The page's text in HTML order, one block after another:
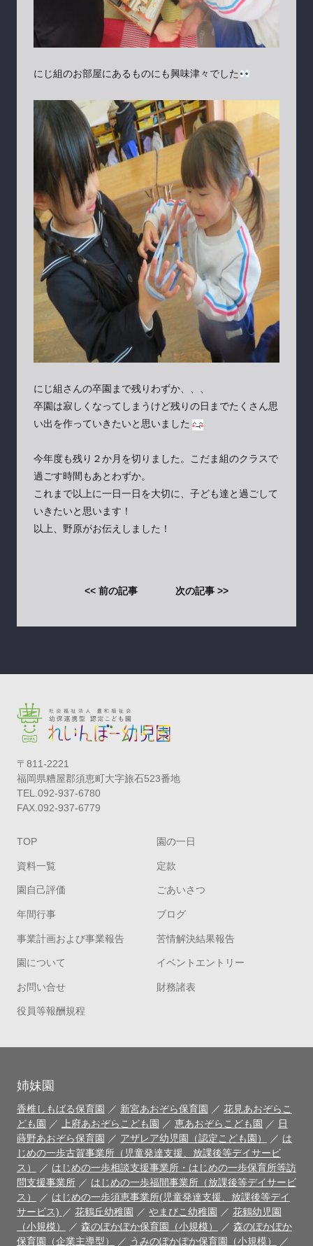
にじ組のお部屋にあるものにも興味津々でした
にじ組さんの卒園まで残りわずか、、、
卒園は寂しくなってしまうけど残りの日までたくさん思
い出を作っていきたいと思いました
今年度も残り２か月を切りました。こだま組のクラスで
過ごす時間もあとわずか。
これまで以上に一日一日を大切に、子ども達と過ごして
いきたいと思います！
以上、野原がお伝えしました！
<< 前の記事 次の記事 >>
〒811-2221
福岡県糟屋郡須恵町大字旅石523番地
TEL.092-937-6780
FAX.092-937-6779
TOP 園の一日
資料一覧 定款
園自己評価 ごあいさつ
年間行事 ブログ
事業計画および事業報告 苦情解決結果報告
園について イベントエントリー
お問い合せ 財務諸表
役員等報酬規程
姉妹園
香椎しもばる保育園 ／ 新宮あおぞら保育園 ／ 花見あおぞらこ
ども園 ／ 上府あおぞらこども園 ／ 恵あおぞらこども園 ／ 日
蒔野あおぞら保育園 ／ アザレア幼児園（認定こども園） ／ は
じめの一歩古賀事業所（児童発達支援、放課後等デイサービ
ス）
／ はじめの一歩相談支援事業所・はじめの一歩保育所等訪
問支援事業所 ／ はじめの一歩福間事業所（放課後等デイサービ
ス）
／ はじめの一歩須恵事業所(児童発達支援、放課後等デイ
サービス) ／ 花鶴丘幼稚園 ／ やまびこ幼稚園 ／ 花鶴幼児園
（小規模）
／ 森のぽかぽか保育園（小規模） ／ 森のぽかぽか
保育園（企業主導型）
／ うみのぽかぽか保育園（小規模） ／